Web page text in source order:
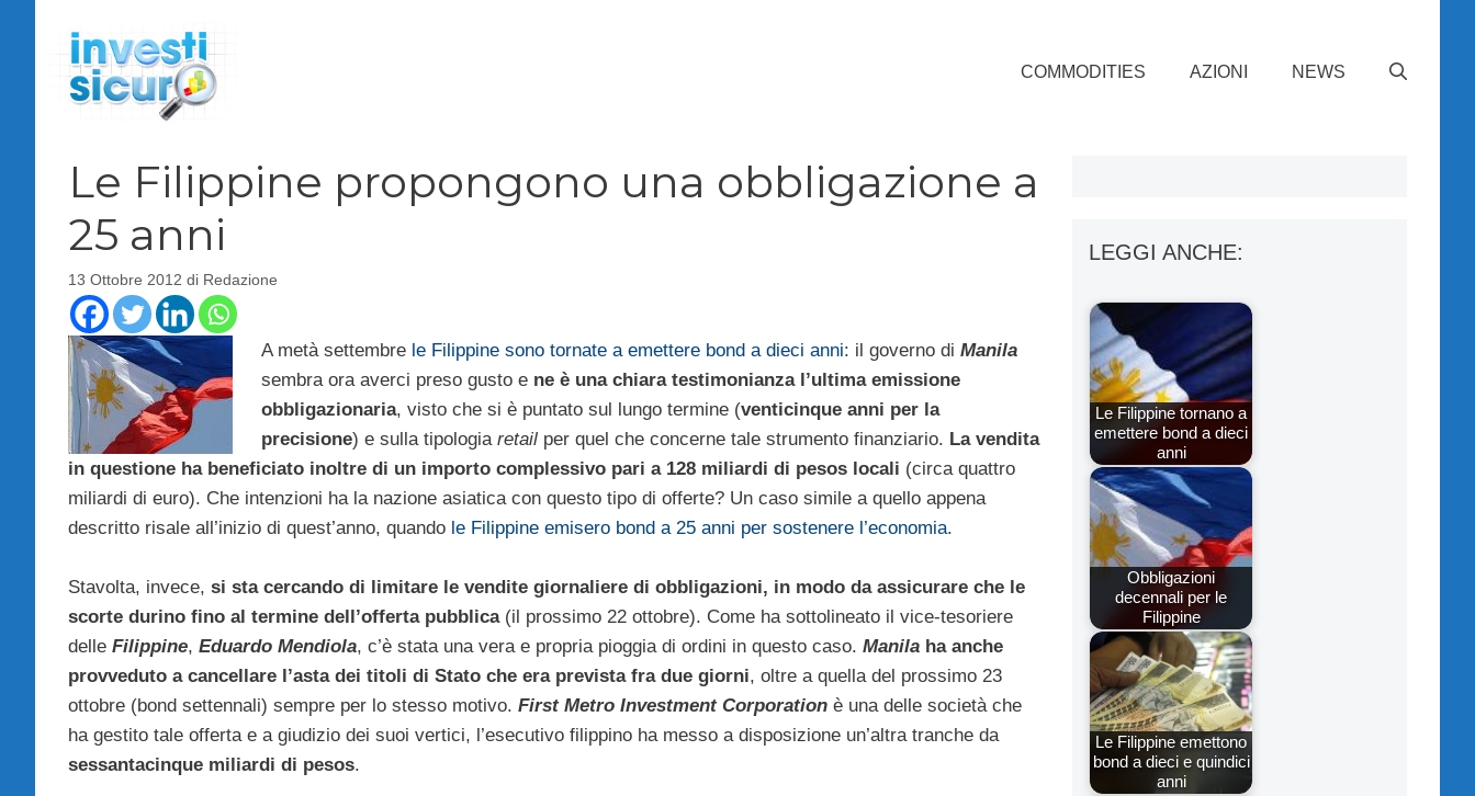
contenuto
COMMODITIES AZIONI NEWS
Le Filippine propongono una obbligazione a
25 anni
13 Ottobre 2012 di Redazione
A metà settembre le Filippine sono tornate a emettere bond a dieci anni: il governo di Manila
sembra ora averci preso gusto e ne è una chiara testimonianza l’ultima emissione
obbligazionaria, visto che si è puntato sul lungo termine (venticinque anni per la
precisione) e sulla tipologia retailper quel che concerne tale strumento finanziario. La vendita
in questione ha beneficiato inoltre di un importo complessivo pari a 128 miliardi di pesos locali (circa quattro
miliardi di euro). Che intenzioni ha la nazione asiatica con questo tipo di offerte? Un caso simile a quello appena
descritto risale all’inizio di quest’anno, quando le Filippine emisero bond a 25 anni per sostenere l’economia.
Stavolta, invece, si sta cercando di limitare le vendite giornaliere di obbligazioni, in modo da assicurare che le
scorte durino fino al termine dell’offerta pubblica(il prossimo 22 ottobre). Come ha sottolineato il vice-tesoriere
delle Filippine, Eduardo Mendiola, c’è stata una vera e propria pioggia di ordini in questo caso. Manila ha anche
provveduto a cancellare l’asta dei titoli di Stato che era prevista fra due giorni, oltre a quella del prossimo 23
ottobre (bond settennali) sempre per lo stesso motivo. First Metro Investment Corporation è una delle società che
ha gestito tale offerta e a giudizio dei suoi vertici, l’esecutivo filippino ha messo a disposizione un’altra tranche da
sessantacinque miliardi di pesos.
LEGGI ANCHE:
Le Filippine tornano a
emettere bond a dieci
anni
Obbligazioni
decennali per le
Filippine
Le Filippine emettono
bond a dieci e quindici
anni